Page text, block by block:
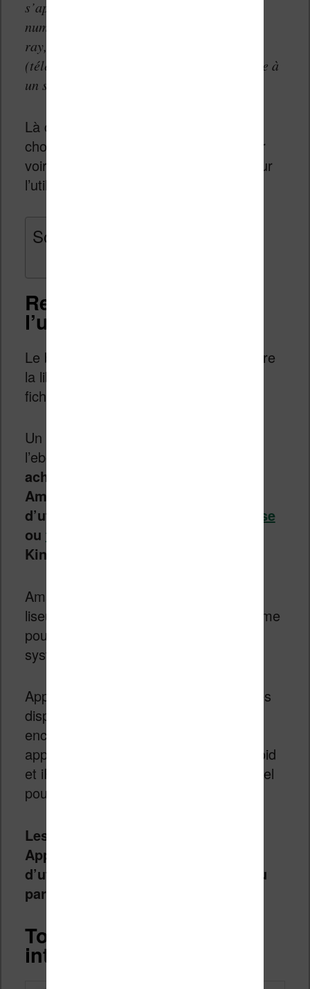
s’appliquer à tous types de supports
numériques physiques (disques, DVD, Blu-
ray, logiciels, etc.) ou de transmission
(télédiffusion, services Internet, etc.) grâce à
un système d’accès conditionnel.
Là comme cela cela ne dit pas grand
chose, donc il faut creuser un peu pour
voir ce qu’en pratique cela implique pour
l’utilisateur.
Sommaire
Restreindre la liberté de
l’utilisateur
Le but d’un DRM est donc de restreindre
la liberté qu’un utilisateur a de lire le
fichier, de le copier ou de le distribuer.
Un bon exemple dans le monde de
l’ebook est celui d’Amazon.
acheter un livre numérique chez
Amazon, mais il est indispensable
d’utiliser un appareil Amazon (
liseuse
ou tablette Kindle
Kindle pour lire le livre
Amazon empêche donc d’utiliser une
liseuse non compatible avec son système
pour lire l’ebook qu’on a acheté via un
système DRM.
Apple fait la même chose avec les livres
disponibles sur iBooks. Sauf que c’est
encore pire : si Amazon fourni une
application Kindle pour PC, Mac, Android
et iPad, Apple ne propose pas de logiciel
pour Android (par exemple).
Les lecteurs de livres numériques
Apple iBooks sont donc contraints
d’utiliser un matériel fourni et vendu
par Apple
Tout part d’une bonne
intention